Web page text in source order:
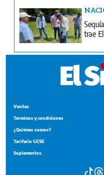
trae
Ventas
Terminos y condiciones
¿Quiénes somos?
Tarifario GESE
Suplementos